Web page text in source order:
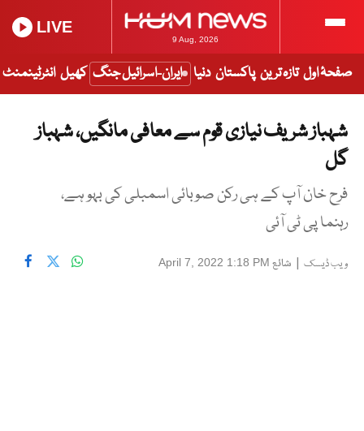
9 Aug, 2026
LIVE
صفحۂ اول تازہ ترین پاکستان دنیا ایران-اسرائیل جنگ کھیل انٹرٹینمنٹ
شہباز شریف نیازی قوم سے معافی مانگیں، شہباز
گل
فرح خان آپ کے ہی رکن صوبائی اسمبلی کی بہو ہے،
رہنما پی ٹی آئی
ویب ڈیسک | شائع April 7, 2022 1:18 PM